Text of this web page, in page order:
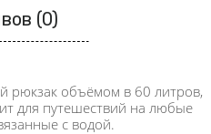
(0)
рюкзак объёмом в 60 литров,
для путешествий на любые
с водой.